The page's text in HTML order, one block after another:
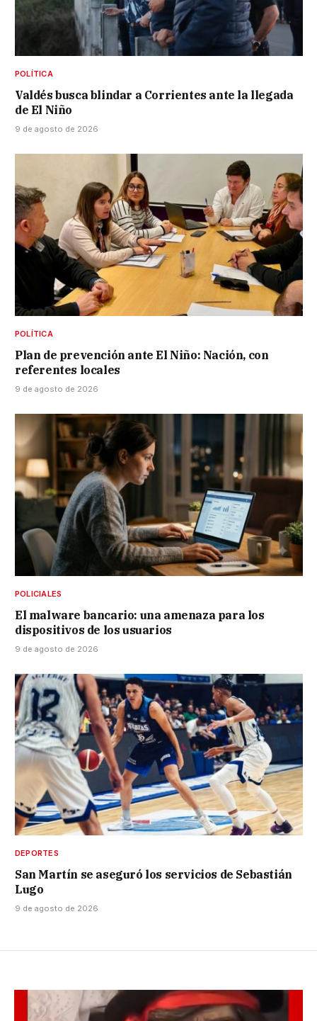
POLÍTICA
Valdés busca blindar a Corrientes ante la llegada
de El Niño
9 de agosto de 2026
POLÍTICA
Plan de prevención ante El Niño: Nación, con
referentes locales
9 de agosto de 2026
POLICIALES
El malware bancario: una amenaza para los
dispositivos de los usuarios
9 de agosto de 2026
DEPORTES
San Martín se aseguró los servicios de Sebastián
Lugo
9 de agosto de 2026